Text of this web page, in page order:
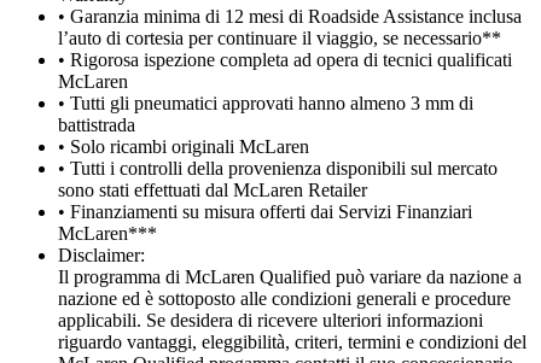
• Garanzia minima di 12 mesi di Roadside Assistance inclusa
l’auto di cortesia per continuare il viaggio, se necessario**
• Rigorosa ispezione completa ad opera di tecnici qualificati
McLaren
• Tutti gli pneumatici approvati hanno almeno 3 mm di
battistrada
• Solo ricambi originali McLaren
• Tutti i controlli della provenienza disponibili sul mercato
sono stati effettuati dal McLaren Retailer
• Finanziamenti su misura offerti dai Servizi Finanziari
McLaren***
Disclaimer:
Il programma di McLaren Qualified può variare da nazione a
nazione ed è sottoposto alle condizioni generali e procedure
applicabili. Se desidera di ricevere ulteriori informazioni
riguardo vantaggi, eleggibilità, criteri, termini e condizioni del